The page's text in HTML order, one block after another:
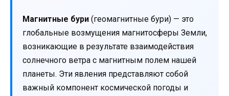
Магнитные бури (геомагнитные бури) — это
глобальные возмущения магнитосферы Земли,
возникающие в результате взаимодействия
солнечного ветра с магнитным полем нашей
планеты. Эти явления представляют собой
важный компонент космической погоды и